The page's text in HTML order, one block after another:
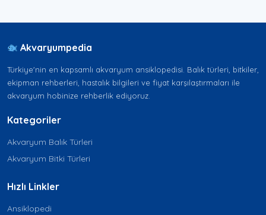
Akvaryumpedia
Türkiye'nin en kapsamlı akvaryum ansiklopedisi. Balık türleri, bitkiler,
ekipman rehberleri, hastalık bilgileri ve fiyat karşılaştırmaları ile
akvaryum hobinize rehberlik ediyoruz.
Kategoriler
Akvaryum Balık Türleri
Akvaryum Bitki Türleri
Hızlı Linkler
Ansiklopedi